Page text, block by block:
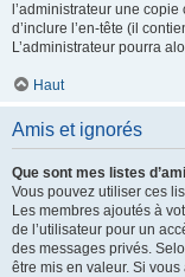
l’administrateur une
d’inclure l’en-tête (il
L’administrateur pourra
Haut
Amis et ignorés
Que sont mes listes
Vous pouvez utiliser ces
Les membres ajoutés à
de l’utilisateur pour un
des messages privés.
être mis en valeur. Si